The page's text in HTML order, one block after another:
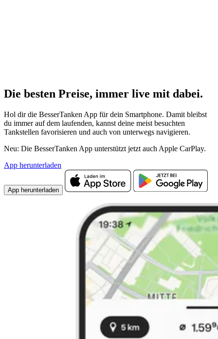
Die besten Preise, immer live mit dabei.
Hol dir die BesserTanken App für dein Smartphone. Damit bleibst
du immer auf dem laufenden, kannst deine meist besuchten
Tankstellen favorisieren und auch von unterwegs navigieren.
Neu: Die BesserTanken App unterstützt jetzt auch Apple CarPlay.
App herunterladen
App herunterladen